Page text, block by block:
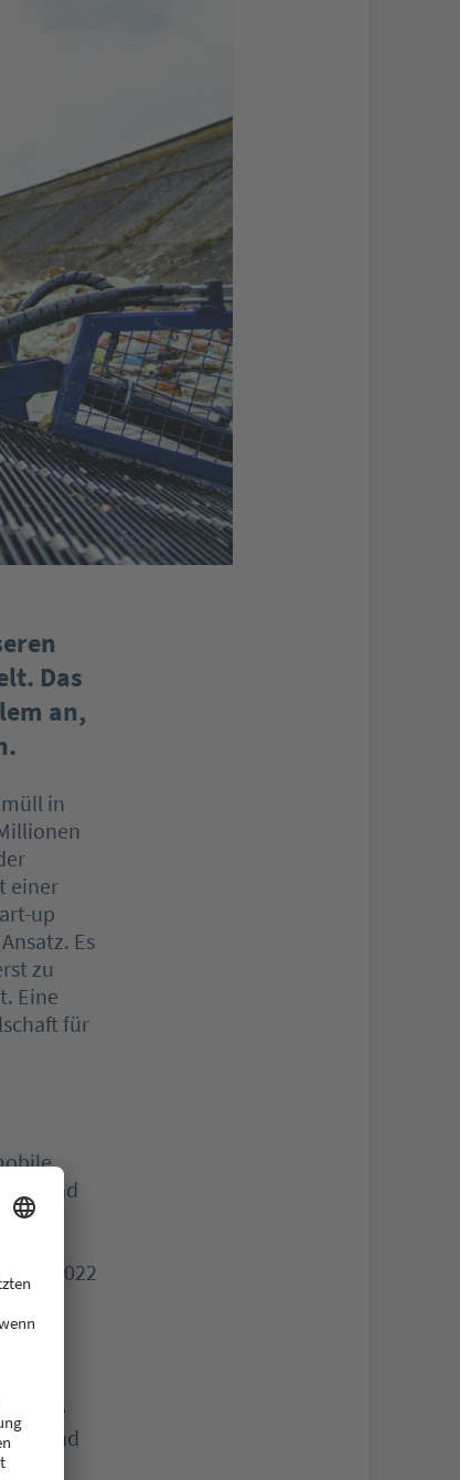
Das
an,
in
einer
up
Es
zu
Eine
für
und
2022
beide